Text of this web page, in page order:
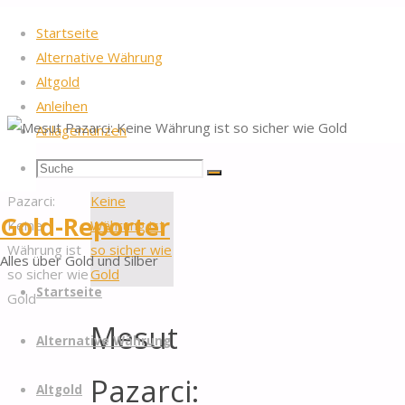
Startseite
Alternative Währung
Altgold
Anleihen
Anlagemünzen
Suche
Suchen
nach:
Suche
Gold-Reporter
Alles über Gold und Silber
Zum
Inhalt
Startseite
Alternative Währung
Altgold
Mesut
Pazarci:
Keine
Währung ist
so sicher wie
Gold
Mesut
Pazarci: